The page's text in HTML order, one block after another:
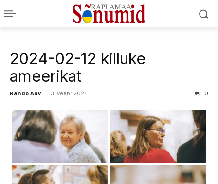
2024-02-12 killuke
ameerikat
Rando Aav - 13. veebr 2024 0